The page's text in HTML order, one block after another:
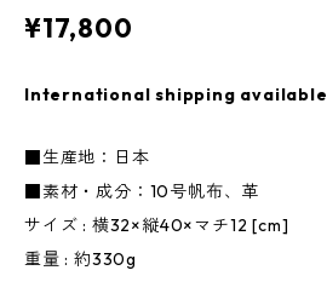
¥17,800
International shipping available
■生産地：日本
■素材・成分：10号帆布、革
サイズ : 横32×縦40×マチ12 [cm]
重量 : 約330g